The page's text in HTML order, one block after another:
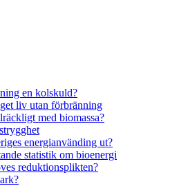
en kolskuld?
liv utan förbränning
med biomassa?
energianvänding ut?
statistik om bioenergi
reduktionsplikten?